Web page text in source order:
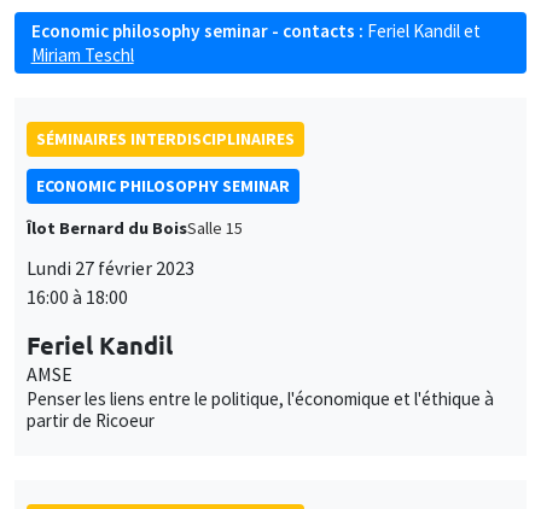
Economic philosophy seminar - contacts : Feriel Kandilet
Miriam Teschl
SÉMINAIRES INTERDISCIPLINAIRES
ECONOMIC PHILOSOPHY SEMINAR
Îlot Bernard du BoisSalle 15
Lundi 27 février 2023
16:00 à 18:00
Feriel Kandil
AMSE
Penser les liens entre le politique, l'économique et l'éthique à
partir de Ricoeur